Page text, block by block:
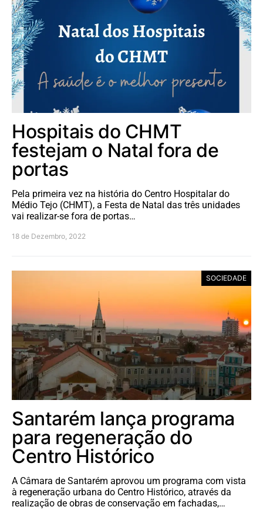
Hospitais do CHMT
festejam o Natal fora de
portas
Pela primeira vez na história do Centro Hospitalar do
Médio Tejo (CHMT), a Festa de Natal das três unidades
vai realizar-se fora de portas…
18 de Dezembro, 2022
SOCIEDADE
Santarém lança programa
para regeneração do
Centro Histórico
A Câmara de Santarém aprovou um programa com vista
à regeneração urbana do Centro Histórico, através da
realização de obras de conservação em fachadas,…